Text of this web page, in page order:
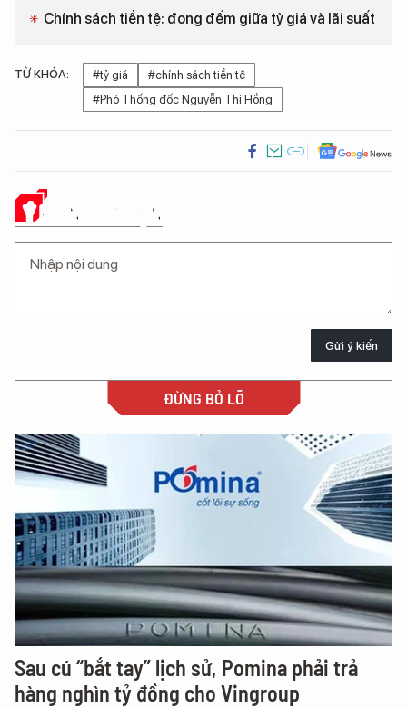
Chính sách tiền tệ: đong đếm giữa tỷ giá và lãi suất
TỪ KHÓA: #tỷ giá
#chính sách tiền tệ
#Phó Thống đốc Nguyễn Thị Hồng
Ý KIẾN CỦA BẠN
Gửi ý kiến
ĐỪNG BỎ LỠ
Sau cú “bắt tay” lịch sử, Pomina phải trả
hàng nghìn tỷ đồng cho Vingroup